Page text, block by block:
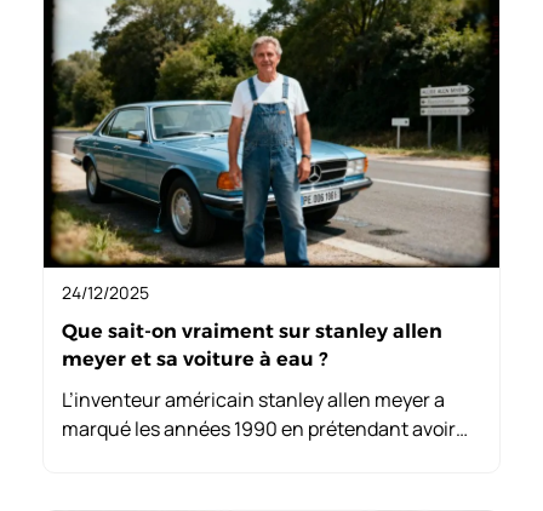
24/12/2025
Que sait-on vraiment sur stanley allen
meyer et sa voiture à eau ?
L’inventeur américain stanley allen meyer a
marqué les années 1990 en prétendant avoir